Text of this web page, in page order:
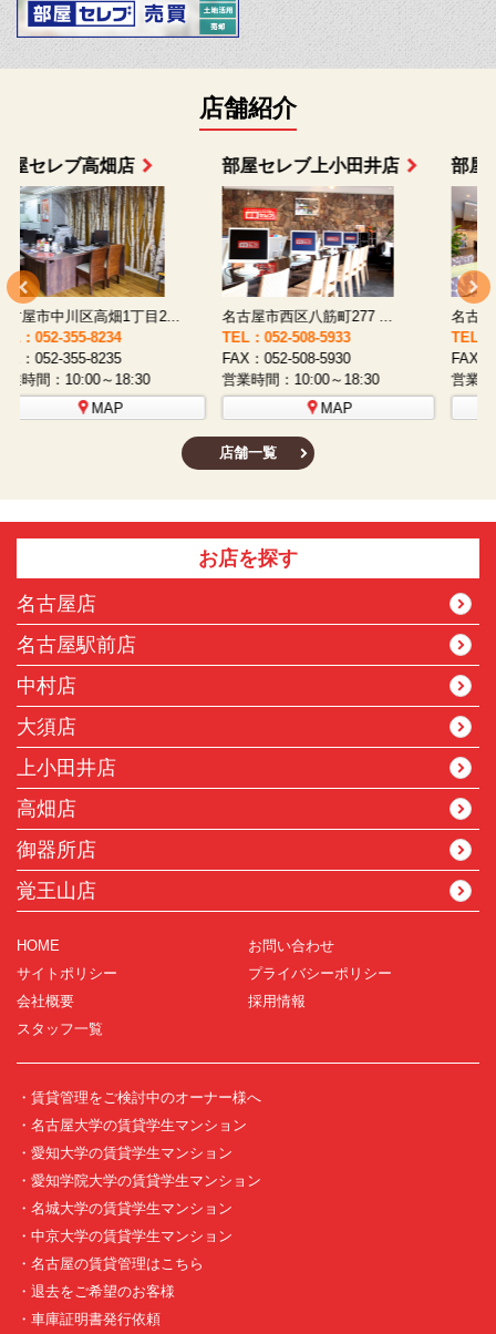
店舗紹介
部屋セレブ上小田井店
名古屋市西区八筋町277 ...
TEL：052-508-5933
FAX：052-508-5930
営業時間：10:00～18:30
部屋セレブ中村店
名古屋市中村区太閤通9-1...
TEL：052-481-0853
FAX：052-481-3587
営業時間：10:00～18:30
店舗一覧
お店を探す
名古屋店
名古屋駅前店
中村店
大須店
上小田井店
高畑店
御器所店
覚王山店
HOME
お問い合わせ
サイトポリシー
プライバシーポリシー
会社概要
採用情報
スタッフ一覧
・賃貸管理をご検討中のオーナー様へ
・名古屋大学の賃貸学生マンション
・愛知大学の賃貸学生マンション
・愛知学院大学の賃貸学生マンション
・名城大学の賃貸学生マンション
・中京大学の賃貸学生マンション
・名古屋の賃貸管理はこちら
・退去をご希望のお客様
・車庫証明書発行依頼